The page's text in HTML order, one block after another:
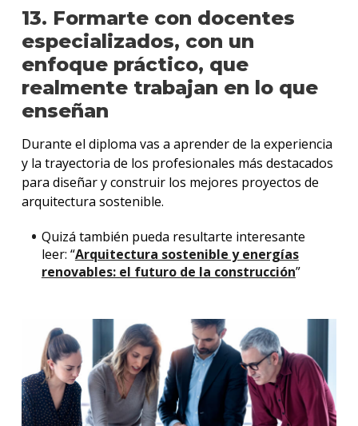
13. Formarte con docentes
especializados, con un
enfoque práctico, que
realmente trabajan en lo que
enseñan
Durante el diploma vas a aprender de la experiencia
y la trayectoria de los profesionales más destacados
para diseñar y construir los mejores proyectos de
arquitectura sostenible.
Quizá también pueda resultarte interesante
leer: “Arquitectura sostenible y energías
renovables: el futuro de la construcción”